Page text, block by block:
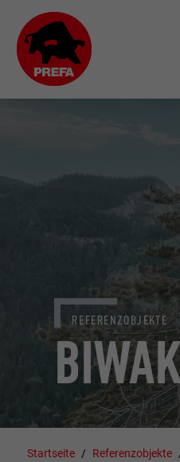
REFERENZOBJEKTE
Startseite Referenzobjekte